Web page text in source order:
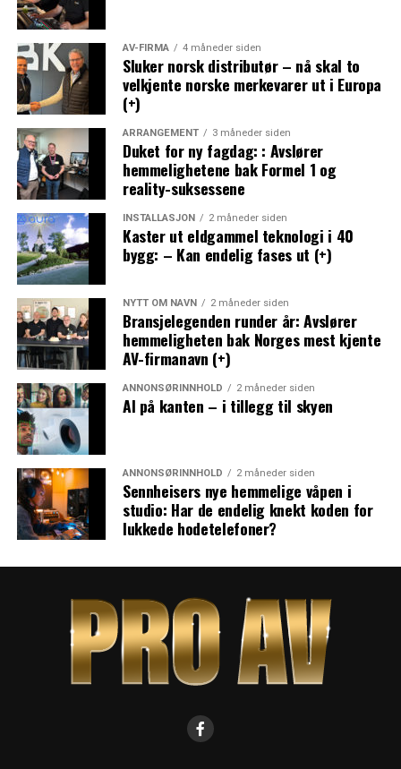
AV-FIRMA 4 måneder siden
Sluker norsk distributør – nå skal to
velkjente norske merkevarer ut i Europa
(+)
ARRANGEMENT 3 måneder siden
Duket for ny fagdag: : Avslører
hemmelighetene bak Formel 1 og
reality-suksessene
INSTALLASJON 2 måneder siden
Kaster ut eldgammel teknologi i 40
bygg: – Kan endelig fases ut (+)
NYTT OM NAVN 2 måneder siden
Bransjelegenden runder år: Avslører
hemmeligheten bak Norges mest kjente
AV-firmanavn (+)
ANNONSØRINNHOLD 2 måneder siden
AI på kanten – i tillegg til skyen
ANNONSØRINNHOLD 2 måneder siden
Sennheisers nye hemmelige våpen i
studio: Har de endelig knekt koden for
lukkede hodetelefoner?